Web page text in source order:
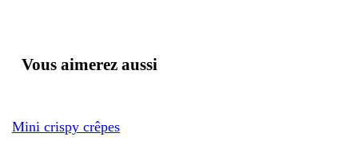
Vous aimerez aussi
Mini crispy crêpes